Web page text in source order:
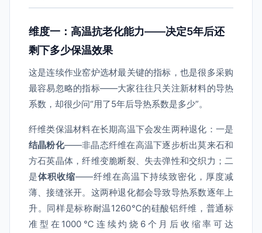
维度一：高温抗老化能力——决定5年后还
剩下多少保温效果
这是连续作业窑炉选材最关键的指标，也是很多采购
最容易忽略的指标——大家往往只关注新材料的导热
系数，却很少问“用了5年后导热系数是多少”。
纤维类保温材料在长期高温下会发生两种退化：一是
结晶粉化——非晶态纤维在高温下逐步析出莫来石和
方石英晶体，纤维变脆断裂、失去弹性和交织力；二
是体积收缩——纤维在高温下持续致密化，厚度减
薄、接缝张开。这两种退化都会导致导热系数逐年上
升。同样是标称耐温1260℃的硅酸铝纤维，普通标
准型在1000℃连续灼烧6个月后收缩率可达